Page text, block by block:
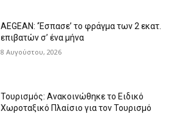
AEGEAN: ‘Έσπασε’ το φράγμα των 2 εκατ.
επιβατών σ’ ένα μήνα
8 Αυγούστου, 2026
Τουρισμός: Ανακοινώθηκε το Ειδικό
Χωροταξικό Πλαίσιο για τον Τουρισμό